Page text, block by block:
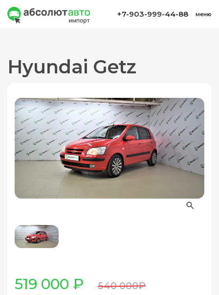
+7-903-999-44-88 меню
Hyundai Getz
519 000 ₽ 540 000₽